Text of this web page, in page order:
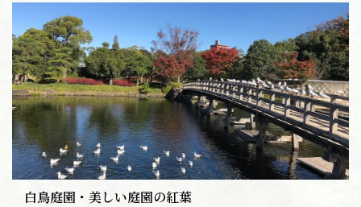
白鳥庭園・美しい庭園の紅葉